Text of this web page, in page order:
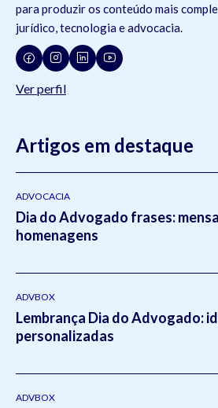
para produzir os conteúdo mais
jurídico, tecnologia e advocacia.
Ver perfil
Artigos em destaque
ADVOCACIA
Dia do Advogado frases:
homenagens
ADVBOX
Lembrança Dia do Advogado:
personalizadas
ADVBOX